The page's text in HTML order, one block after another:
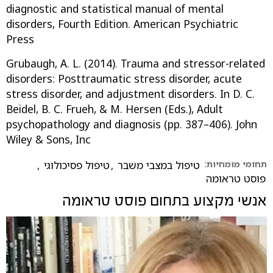
diagnostic and statistical manual of mental
disorders, Fourth Edition. American Psychiatric
Press
Grubaugh, A. L. (2014). Trauma and stressor-related
disorders: Posttraumatic stress disorder, acute
stress disorder, and adjustment disorders. In D. C.
Beidel, B. C. Frueh, & M. Hersen (Eds.), Adult
psychopathology and diagnosis (pp. 387–406). John
Wiley & Sons, Inc
תחומי מומחיות: טיפול במצבי משבר ,טיפול פסיכולוגי ,
פוסט טראומה
אנשי מקצוע בתחום פוסט טראומה